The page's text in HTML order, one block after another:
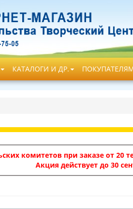
КАТАЛОГИ И ДР.
комитетов при заказе от 20
Акция действует до 30